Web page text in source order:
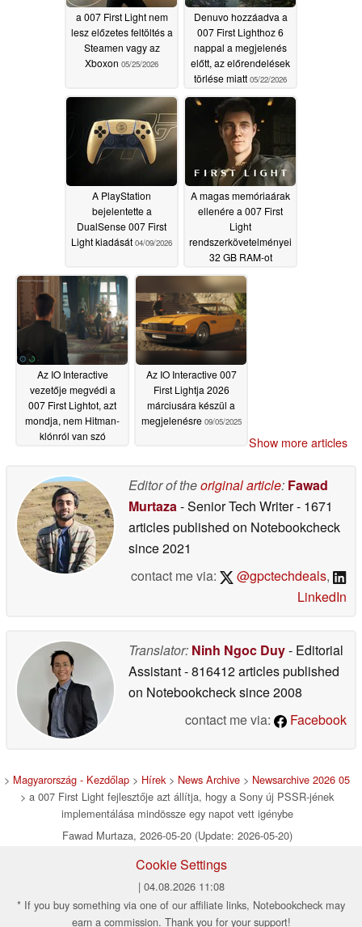
a 007 First Light nem
lesz előzetes feltöltés a
Steamen vagy az
Xboxon 05/25/2026
Denuvo hozzáadva a
007 First Lighthoz 6
nappal a megjelenés
előtt, az előrendelések
törlése miatt 05/22/2026
A PlayStation
bejelentette a
DualSense 007 First
Light kiadását 04/09/2026
A magas memóriaárak
ellenére a 007 First
Light
rendszerkövetelményei
32 GB RAM-ot
ajánlanak 1080p
felbontáshoz
Az IO Interactive
vezetője megvédi a
007 First Lightot, azt
mondja, nem Hitman-
klónról van szó
Az IO Interactive 007
First Lightja 2026
márciusára készül a
megjelenésre 09/05/2025
Show more articles
Editor of theoriginal article: Fawad
Murtaza- Senior Tech Writer- 1671
articles published on Notebookcheck
since 2021
contact me via:
@gpctechdeals,
LinkedIn
Translator: Ninh Ngoc Duy- Editorial
Assistant- 816412 articles published
on Notebookchecksince 2008
contact me via:
Facebook
> Magyarország - Kezdőlap > Hírek> News Archive > Newsarchive 2026 05
> a 007 First Light fejlesztője azt állítja, hogy a Sony új PSSR-jének
implementálása mindössze egy napot vett igénybe
Fawad Murtaza, 2026-05-20 (Update: 2026-05-20)
Cookie Settings
| 04.08.2026 11:08
* If you buy something via one of our affiliate links, Notebookcheck may
earn a commission. Thank you for your support!